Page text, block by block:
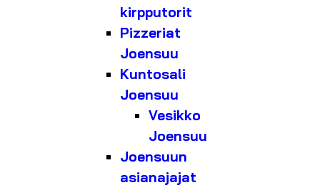
kirpputorit
Pizzeriat
Joensuu
Kuntosali
Joensuu
Vesikko
Joensuu
Joensuun
asianajajat